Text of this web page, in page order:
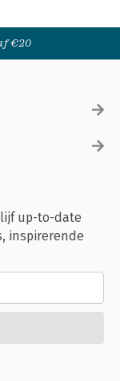
€20
up-to-date
inspirerende